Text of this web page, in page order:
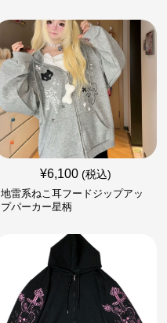
¥6,100 (税込)
地雷系ねこ耳フードジップアッ
プパーカー星柄